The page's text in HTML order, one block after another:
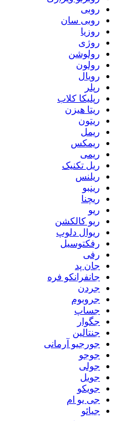
روبی
روبی سان
روزیا
روژی
رولوشن
رولون
رویال
رپلر
رپلیکا کلاب
ریتا هیزن
ریتون
ریمل
ریمکس
ریمی
ریل تکنیک
ریلنس
رینبو
ریچنا
ریو
ریو کالکشن
ریوال دلوپ
رفکتوسیل
رفی
جان پد
جانفرانکو فره
جردن
جروبوم
جساپ
جگوار
جنتالین
جورجیو آرمانی
جوجو
جولی
جویل
جویکو
جی یو ام
جیائو